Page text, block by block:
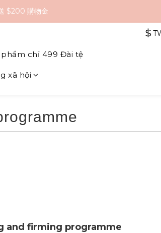
即享免運
$200 購物金
$
chỉ 499 Đài tệ
xã hội
and firming programme